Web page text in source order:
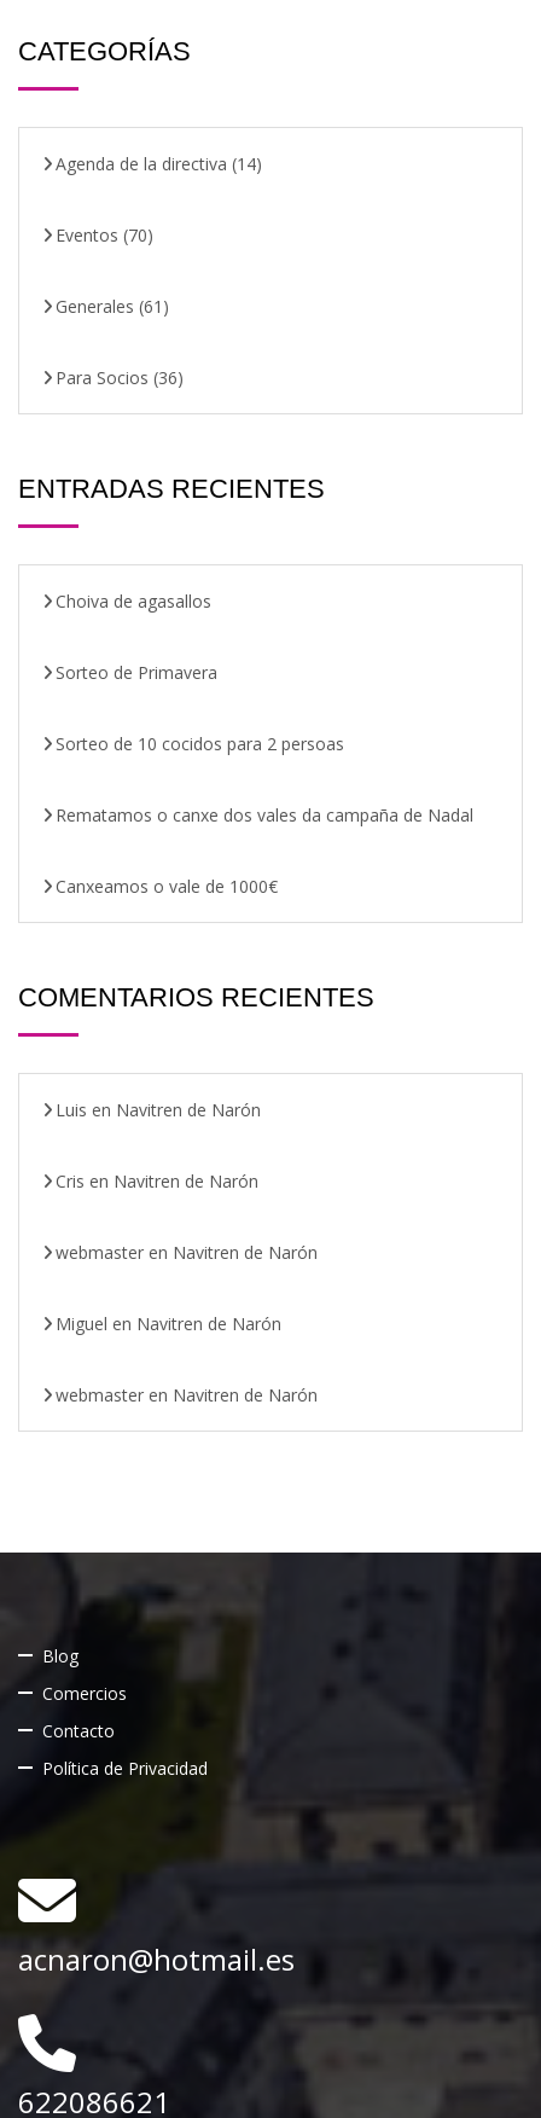
CATEGORÍAS
Agenda de la directiva (14)
Eventos (70)
Generales (61)
Para Socios (36)
ENTRADAS RECIENTES
Choiva de agasallos
Sorteo de Primavera
Sorteo de 10 cocidos para 2 persoas
Rematamos o canxe dos vales da campaña de Nadal
Canxeamos o vale de 1000€
COMENTARIOS RECIENTES
Luis en Navitren de Narón
Cris en Navitren de Narón
webmaster en Navitren de Narón
Miguel en Navitren de Narón
webmaster en Navitren de Narón
Blog
Comercios
Contacto
Política de Privacidad
acnaron@hotmail.es
622086621